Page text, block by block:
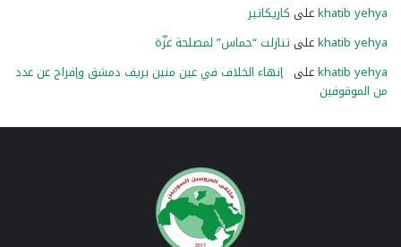
khatib yehyaعلى كاريكاتير
khatib yehyaعلى تنازلت “حماس” لمصلحة غزّة
khatib yehyaعلى إنهاء الخلاف في عين منين بريف دمشق وإفراج عن عدد
من الموقوفين